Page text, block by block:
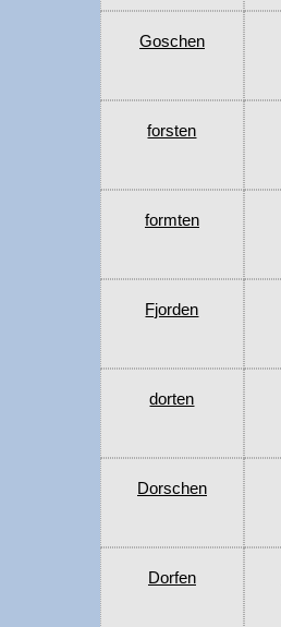
Goschen
forsten
formten
Fjorden
dorten
Dorschen
Dorfen